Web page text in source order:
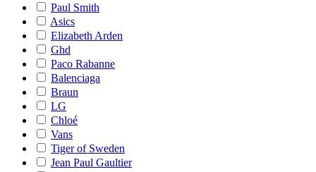
Paul Smith
Asics
Elizabeth Arden
Ghd
Paco Rabanne
Balenciaga
Braun
LG
Chloé
Vans
Tiger of Sweden
Jean Paul Gaultier